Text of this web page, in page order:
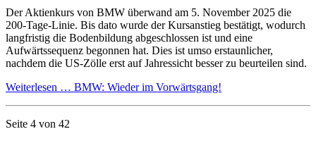
Der Aktienkurs von BMW überwand am 5. November 2025 die
200-Tage-Linie. Bis dato wurde der Kursanstieg bestätigt, wodurch
langfristig die Bodenbildung abgeschlossen ist und eine
Aufwärtssequenz begonnen hat. Dies ist umso erstaunlicher,
nachdem die US-Zölle erst auf Jahressicht besser zu beurteilen sind.
Weiterlesen … BMW: Wieder im Vorwärtsgang!
Seite 4 von 42